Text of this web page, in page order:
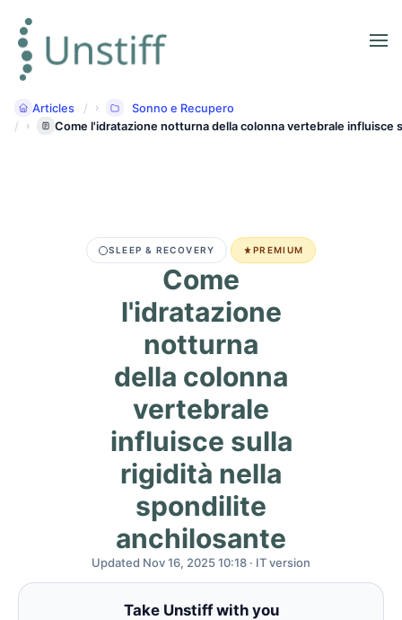
Articles
Sonno e Recupero
Come l'idratazione notturna della colonna vertebrale influisce
SLEEP & RECOVERY PREMIUM
Come
l'idratazione
notturna
della colonna
vertebrale
influisce sulla
rigidità nella
spondilite
anchilosante
Updated Nov 16, 2025 10:18 · IT version
Take Unstiff with you